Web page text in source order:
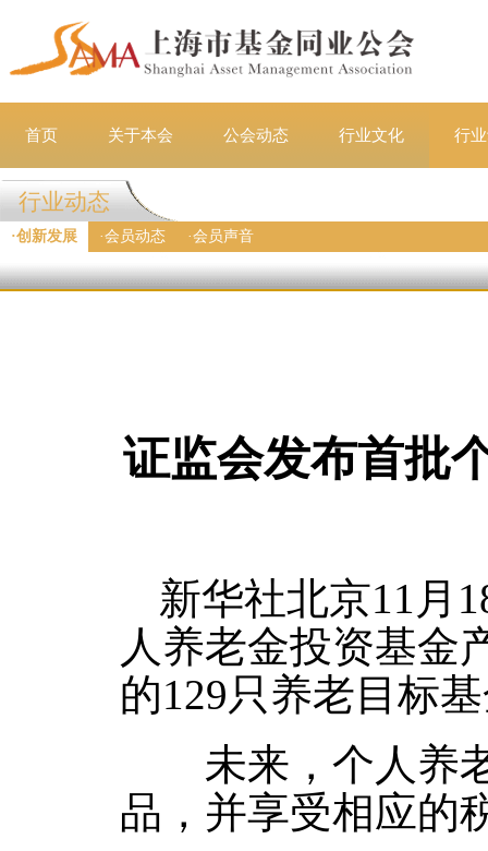
首页 关于本会 公会动态 行业文化 行
行业动态
·创新发展 ·会员动态 ·会员声音
证监会发布首批
新华社北京11月
人养老金投资基金
的129只养老目标
未来，个人养老
品，并享受相应的